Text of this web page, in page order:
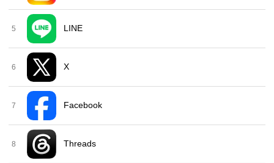
5 LINE
6 X
7 Facebook
8 Threads